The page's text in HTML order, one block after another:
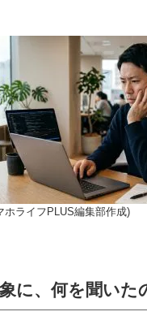
ホライフPLUS編集部作成)
に、何を聞いた